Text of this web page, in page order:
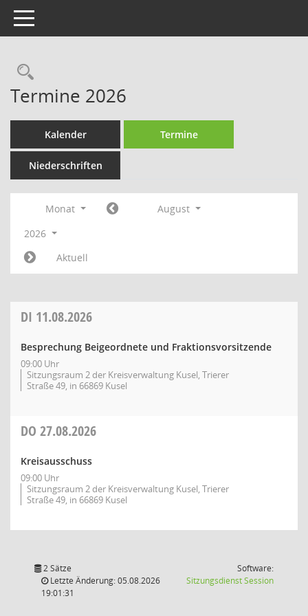
Toggle navigation
Rechercheauswahl
Termine 2026
Kalender Termine
Niederschriften
Monat
August
2026
Aktuell
DI 11.08.2026
Besprechung Beigeordnete und Fraktionsvorsitzende
09:00 Uhr
Sitzungsraum 2 der Kreisverwaltung Kusel, Trierer
Straße 49, in 66869 Kusel
DO 27.08.2026
Kreisausschuss
09:00 Uhr
Sitzungsraum 2 der Kreisverwaltung Kusel, Trierer
Straße 49, in 66869 Kusel
2 Sätze
Letzte Änderung: 05.08.2026
19:01:31
Software:
SitzungsdienstSession(Wird in